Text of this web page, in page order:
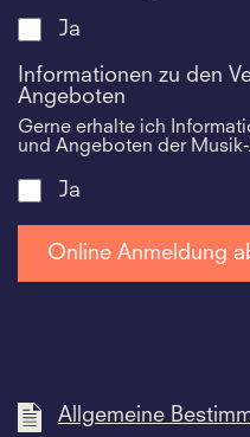
Ja
Informationen zu den
Angeboten
Gerne erhalte ich
und Angeboten der
Ja
Allgemeine